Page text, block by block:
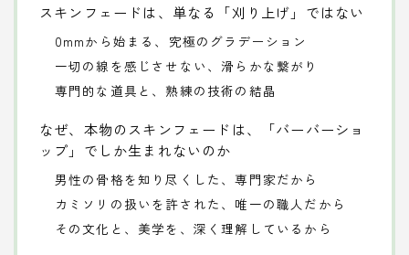
スキンフェードは、単なる「刈り上げ」ではない
0mmから始まる、究極のグラデーション
一切の線を感じさせない、滑らかな繋がり
専門的な道具と、熟練の技術の結晶
なぜ、本物のスキンフェードは、「バーバーショ
ップ」でしか生まれないのか
男性の骨格を知り尽くした、専門家だから
カミソリの扱いを許された、唯一の職人だから
その文化と、美学を、深く理解しているから